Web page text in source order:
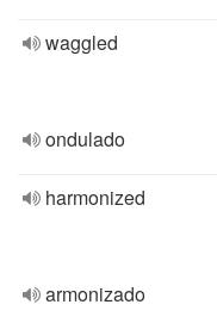
waggled
ondulado
harmonized
armonizado